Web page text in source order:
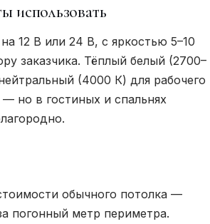
использовать
12 В или 24 В, с яркостью 5–10
заказчика. Тёплый белый (2700–
(4000 К) для рабочего
но в гостиных и спальнях
обычного потолка —
погонный метр периметра.